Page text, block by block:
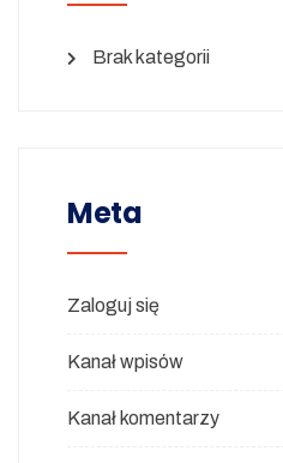
Brak kategorii
Meta
Zaloguj się
Kanał wpisów
Kanał komentarzy